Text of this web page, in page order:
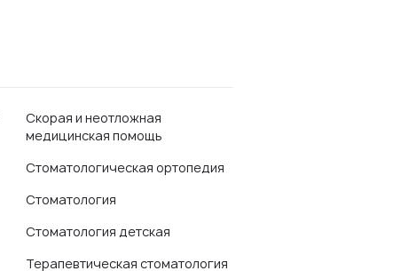
Скорая и неотложная
медицинская помощь
Стоматологическая ортопедия
Стоматология
Стоматология детская
Терапевтическая стоматология